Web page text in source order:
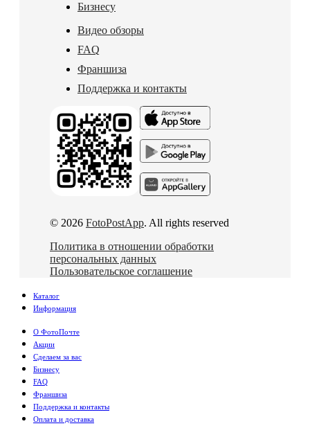
Бизнесу
Видео обзоры
FAQ
Франшиза
Поддержка и контакты
© 2026 FotoPostApp. All rights reserved
Политика в отношении обработки
персональных данных
Пользовательское соглашение
Каталог
Информация
О ФотоПочте
Акции
Сделаем за вас
Бизнесу
FAQ
Франшиза
Поддержка и контакты
Оплата и доставка